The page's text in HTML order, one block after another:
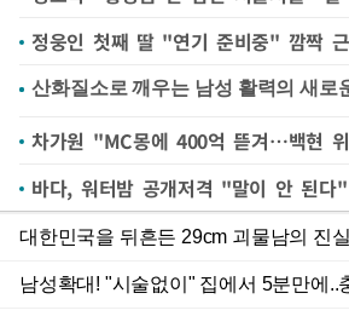
정웅인 첫째 딸 "연기 준비중" 깜짝
차가원 "MC몽에 400억 뜯겨…백현
바다, 워터밤 공개저격 "말이 안 된다"